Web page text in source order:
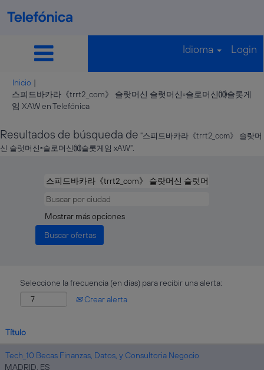
Idioma Login
Inicio |
스피드바카라《trrt2_com》 슬랏머신 슬럿머신▫슬로머신⑽슬롯게
임 XAW en Telefónica(página
Resultados de búsqueda de "스피드바카라《trrt2_com》 슬랏머
신 슬럿머신▫슬로머신⑽슬롯게임 xAW".
Mostrar más opciones
Seleccione la frecuencia (en días) para recibir una alerta:
Crear alerta
Título
Tech_10 Becas Finanzas, Datos, y Consultoria Negocio
MADRID, ES